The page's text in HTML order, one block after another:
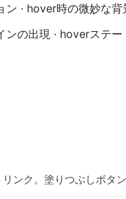
· hover時の微妙な
の出現 · hoverステ
ンク。塗りつぶしボタン